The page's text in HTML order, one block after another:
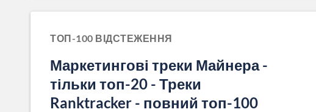
ТОП-100 ВІДСТЕЖЕННЯ
Маркетингові треки Майнера -
тільки топ-20 - Треки
Ranktracker - повний топ-100